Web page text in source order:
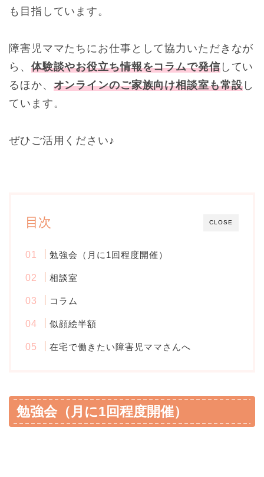
も目指しています。
障害児ママたちにお仕事として協力いただきなが
ら、 体験談やお役立ち情報をコラムで発信してい
るほか、 オンラインのご家族向け相談室も常設し
ています。
ぜひご活用ください♪
CLOSE
目次
勉強会（月に1回程度開催）
相談室
コラム
似顔絵半額
在宅で働きたい障害児ママさんへ
勉強会（月に1回程度開催）